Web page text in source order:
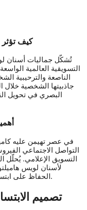
كيف تؤثر
تُشكّل جماليات أسنان
التسويقية العالمية
الناصعة والترحيبية
جاذبيتها الشخصية خلال
البصري في تحويل
في عصر تهيمن عليه
التواصل الاجتماعي
التسويق الإعلامي. يُحلّل
لأسنان لويس
الحفاظ على ابتسامة جذابة شخصية عامة مصقولة ولا تُنسى.
تصميم